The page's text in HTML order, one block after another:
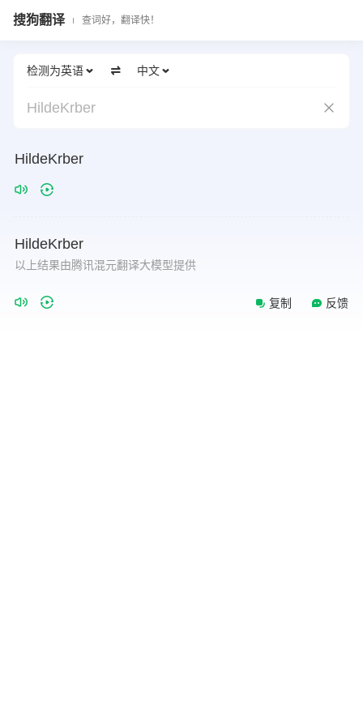
搜狗翻译 查词好，翻译快！
检测为英语 中文
HildeKrber
HildeKrber
HildeKrber
以上结果由腾讯混元翻译大模型提供
复制 反馈